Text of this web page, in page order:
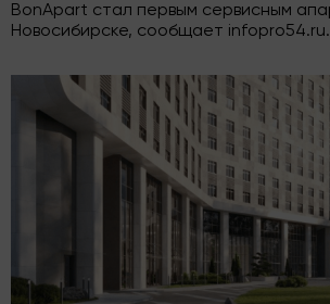
BonApart стал первым сервисным
Новосибирске, сообщает infopro54.ru.